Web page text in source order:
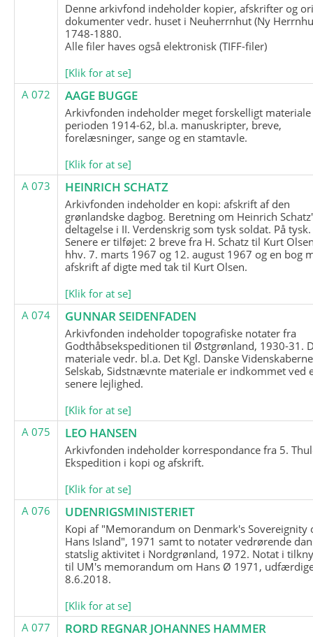
Denne arkivfond indeholder kopier, afskrifter og
dokumenter vedr. huset i Neuherrnhut (Ny
1748-1880.
Alle filer haves også elektronisk (TIFF-filer)
[Klik for at se]
A 072
AAGE BUGGE
Arkivfonden indeholder meget forskelligt
perioden 1914-62, bl.a. manuskripter, breve,
forelæsninger, sange og en stamtavle.
[Klik for at se]
A 073
HEINRICH SCHATZ
Arkivfonden indeholder en kopi: afskrift af den
grønlandske dagbog. Beretning om Heinrich Schatz'
deltagelse i II. Verdenskrig som tysk soldat. På tysk.
Senere er tilføjet: 2 breve fra H. Schatz til Kurt
hhv. 7. marts 1967 og 12. august 1967 og en bog
afskrift af digte med tak til Kurt Olsen.
[Klik for at se]
A 074
GUNNAR SEIDENFADEN
Arkivfonden indeholder topografiske notater fra
Godthåbsekspeditionen til Østgrønland, 1930-31.
materiale vedr. bl.a. Det Kgl. Danske
Selskab, Sidstnævnte materiale er indkommet ved
senere lejlighed.
[Klik for at se]
A 075
LEO HANSEN
Arkivfonden indeholder korrespondance fra 5.
Ekspedition i kopi og afskrift.
[Klik for at se]
A 076
UDENRIGSMINISTERIET
Kopi af "Memorandum on Denmark's Sovereignity
Hans Island", 1971 samt to notater vedrørende
statslig aktivitet i Nordgrønland, 1972. Notat i
til UM's memorandum om Hans Ø 1971,
8.6.2018.
[Klik for at se]
A 077
RORD REGNAR JOHANNES HAMMER